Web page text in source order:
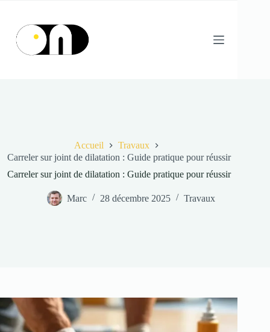
contenu
Accueil
Travaux
Carreler sur joint de dilatation : Guide pratique pour réussir
Carreler sur joint de dilatation : Guide pratique pour réussir
Marc 28 décembre 2025 Travaux